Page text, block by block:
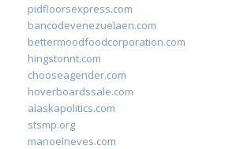
pidfloorsexpress.com
bancodevenezuelaen.com
bettermoodfoodcorporation.com
hingstonnt.com
chooseagender.com
hoverboardssale.com
alaskapolitics.com
stsmp.org
manoelneves.com